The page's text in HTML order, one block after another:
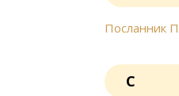
Посланник
С